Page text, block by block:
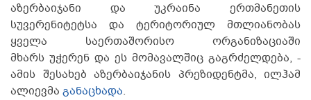
აზერბაიჯანი და უკრაინა ერთმანეთის
სუვერენიტეტსა და ტერიტორიულ მთლიანობას
ყველა საერთაშორისო ორგანიზაციაში
მხარს უჭერენ და ეს მომავალშიც გაგრძელდება, -
ამის შესახებ აზერბაიჯანის პრეზიდენტმა, ილჰამ
ალიევმა განაცხადა.